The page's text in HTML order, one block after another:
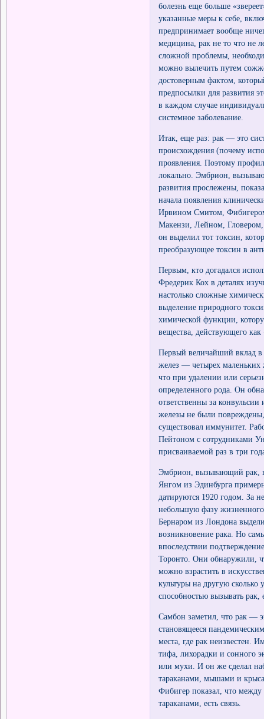
болезнь еще больше
указанные меры к себе,
предпринимает вообще
медицина, рак не то что не
сложной проблемы,
можно вылечить путем
достоверным фактом,
предпосылки для развития
в каждом случае
системное заболевание.
Итак, еще раз: рак — это
происхождения (почему
проявления. Поэтому
локально. Эмбрион,
развития прослежены,
начала появления
Ирвином Смитом,
Макензи, Лейном,
он выделил тот токсин,
преобразующее токсин в
Первым, кто догадался
Фредерик Кох в деталях
настолько сложные
выделение природного
химической функции,
вещества, действующего
Первый величайший вклад в
желез — четырех
что при удалении или
определенного рода. Он
ответственны за
железы не были
существовал иммунитет.
Пейтоном с сотрудниками
присваиваемой раз в три
Эмбрион, вызывающий рак,
Янгом из Эдинбурга
датируются 1920 годом. За
небольшую фазу
Бернаром из Лондона
возникновение рака. Но
впоследствии
Торонто. Они обнаружили,
можно взрастить в
культуры на другую сколько
способностью вызывать
Самбон заметил, что рак —
становящееся
места, где рак неизвестен.
тифа, лихорадки и сонного
или мухи. И он же сделал
тараканами, мышами и
Фибигер показал, что
тараканами, есть связь.